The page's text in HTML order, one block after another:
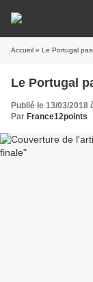
Accueil » Le Portugal
Le Portugal
Publié le 13/03/2018
Par France12points